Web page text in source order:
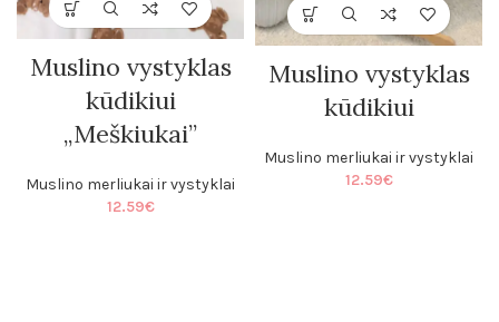
Muslino vystyklas
kūdikiui
„Meškiukai”
Muslino merliukai ir vystyklai
12.59€
Muslino vystyklas
kūdikiui
Muslino merliukai ir vystyklai
12.59€